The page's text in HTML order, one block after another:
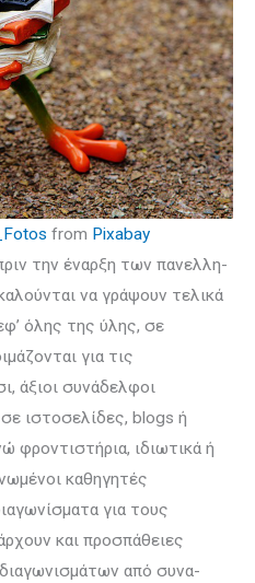
from Pixabay
την έναρξη των πανελ­λη­
να γράψουν τελικά
όλης της ύλης, σε
για τις
άξιοι συνά­δελφοι
ιστοσελίδες, blogs ή
φροντιστήρια, ιδιωτικά ή
καθηγητές
για τους
και προσπάθειες
από συ­να­